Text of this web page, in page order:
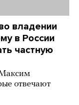
владении
в России
частную
отвечают